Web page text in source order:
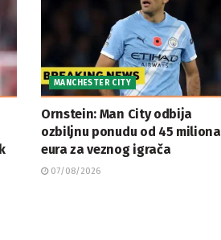
MANCHESTER CITY
Ornstein: Man City odbija
ozbiljnu ponudu od 45 miliona
eura za veznog igrača
07/08/2026